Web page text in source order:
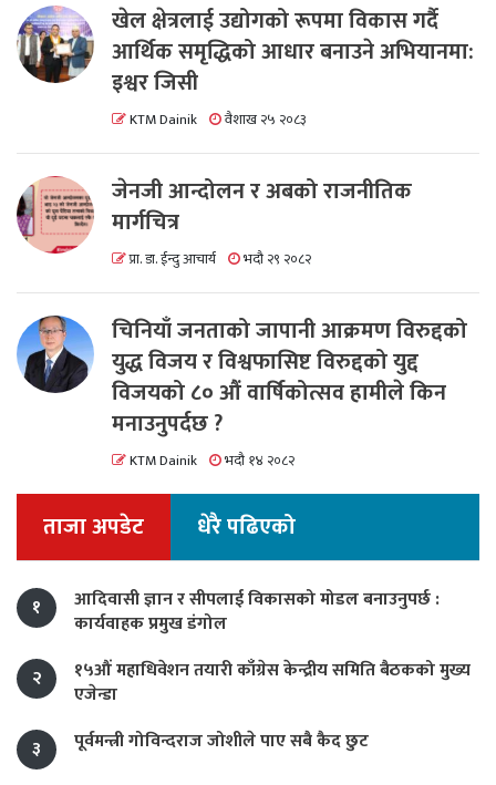
खेल क्षेत्रलाई उद्योगको रूपमा विकास गर्दै
आर्थिक समृद्धिको आधार बनाउने अभियानमा:
इश्वर जिसी
KTM Dainik वैशाख २५ २०८३
जेनजी आन्दोलन र अबको राजनीतिक
मार्गचित्र
प्रा. डा. ईन्दु आचार्य भदौ २९ २०८२
चिनियाँ जनताको जापानी आक्रमण विरुद्दको
युद्ध विजय र विश्वफासिष्ट विरुद्दको युद्द
विजयको ८० औं वार्षिकोत्सव हामीले किन
मनाउनुपर्दछ ?
KTM Dainik भदौ १४ २०८२
ताजा अपडेट धेरै पढिएको
१
आदिवासी ज्ञान र सीपलाई विकासको मोडल बनाउनुपर्छ :
कार्यवाहक प्रमुख डंगोल
२
१५औं महाधिवेशन तयारी काँग्रेस केन्द्रीय समिति बैठकको मुख्य
एजेन्डा
३
पूर्वमन्त्री गोविन्दराज जोशीले पाए सबै कैद छुट